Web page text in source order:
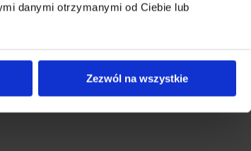
danymi otrzymanymi od Ciebie lub
Zezwól na wszystkie